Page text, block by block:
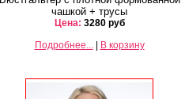
чашкой + трусы
Цена: 3280 руб
Подробнее...| В корзину